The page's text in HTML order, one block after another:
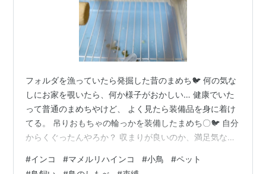
フォルダを漁っていたら発掘した昔のまめち🐦 何の気な
しにお家を覗いたら、何か様子がおかしい… 健康でいた
って普通のまめちやけど、 よく見たら装備品を身に着け
てる。 吊りおもちゃの輪っかを装備したまめち〇🐦 自分
からくぐったんやろか？ 収まりが良いのか、満足気な表
たから自分から捕まったのか。 それとも束縛されたいタ
#インコ #マメルリハインコ #小鳥 #ペット